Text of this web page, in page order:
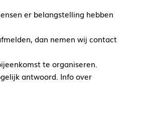
er belangstelling hebben
dan nemen wij contact
te organiseren.
antwoord. Info over